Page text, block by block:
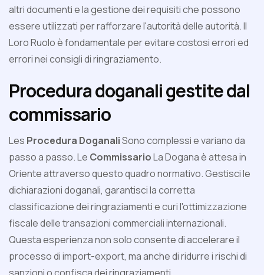
altri documenti e la gestione dei requisiti che possono
essere utilizzati per rafforzare l'autorità delle autorità. Il
Loro Ruolo è fondamentale per evitare costosi errori ed
errori nei consigli di ringraziamento.
Procedura doganali gestite dal
commissario
Les Procedura DoganaliSono complessi e variano da
passo a passo. Le CommissarioLa Dogana è attesa in
Oriente attraverso questo quadro normativo. Gestisci le
dichiarazioni doganali, garantisci la corretta
classificazione dei ringraziamenti e curi l'ottimizzazione
fiscale delle transazioni commerciali internazionali.
Questa esperienza non solo consente di accelerare il
processo di import-export, ma anche di ridurre i rischi di